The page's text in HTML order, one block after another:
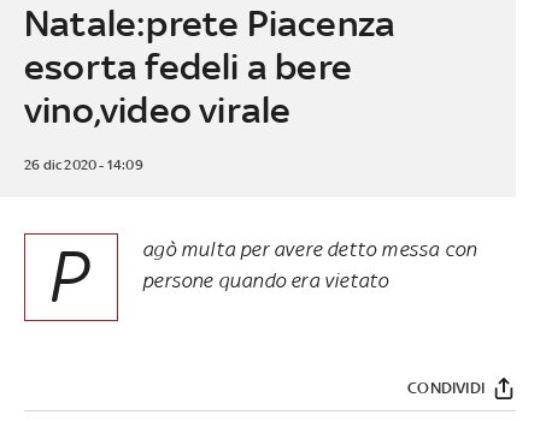
Natale:prete Piacenza
esorta fedeli a bere
vino,video virale
26 dic 2020 - 14:09
P
agò multa per avere detto messa con
persone quando era vietato
CONDIVIDI